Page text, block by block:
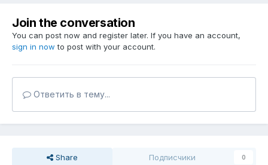
Join the conversation
You can post now and register later. If you have an account,
sign in now to post with your account.
Ответить в тему...
Share Подписчики 0